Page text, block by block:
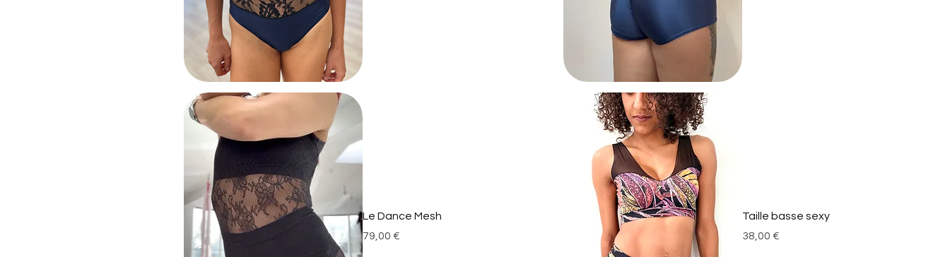
Le Dance Mesh
Prix
79,00 €
Taille basse sexy
Prix
38,00 €